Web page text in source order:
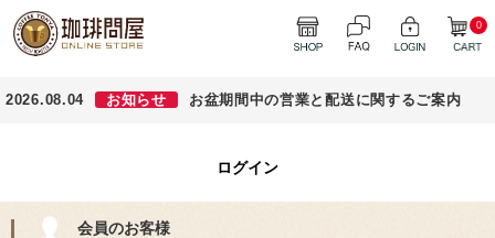
0
2026.08.04 お知らせ お盆期間中の営業と配送に関するご案内
ログイン
会員のお客様